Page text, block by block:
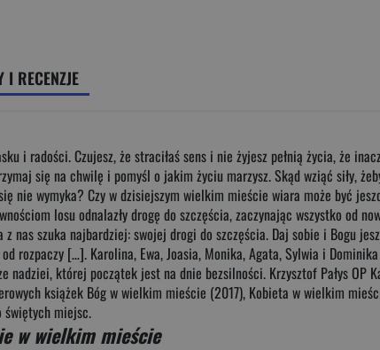
I RECENZJE
i radości. Czujesz, że straciłaś sens i nie żyjesz pełnią życia, że
się na chwilę i pomyśl o jakim życiu marzysz. Skąd wziąć siły,
nie wymyka? Czy w dzisiejszym wielkim mieście wiara może być
losu odnalazły drogę do szczęścia, zaczynając wszystko od
nas szuka najbardziej: swojej drogi do szczęścia. Daj sobie i Bogu
rozpaczy […]. Karolina, Ewa, Joasia, Monika, Agata, Sylwia i
której początek jest na dnie bezsilności. Krzysztof Pałys OP
książek Bóg w wielkim mieście (2017), Kobieta w wielkim
świętych miejsc.
w wielkim mieście